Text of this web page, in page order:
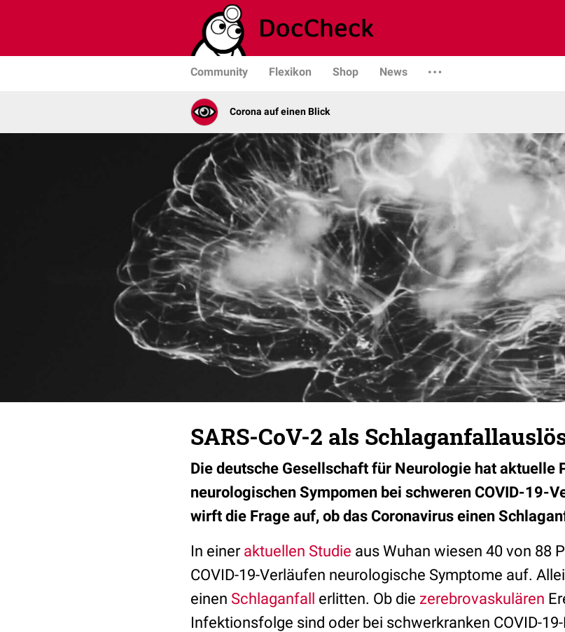
Community Flexikon Shop News
Corona auf einen Blick
SARS-CoV-2 als
Die deutsche Gesellschaft für Neurologie hat aktuelle
neurologischen Sympomen bei schweren COVID-19-
wirft die Frage auf, ob das Coronavirus einen
In einer aktuellen Studie aus Wuhan wiesen 40 von 88
COVID-19-Verläufen neurologische Symptome auf.
einen Schlaganfall erlitten. Ob die zerebrovaskulären
Infektionsfolge sind oder bei schwerkranken COVID-